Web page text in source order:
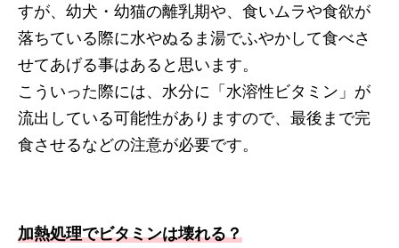
すが、幼犬・幼猫の離乳期や、食いムラや食欲が
落ちている際に水やぬるま湯でふやかして食べさ
せてあげる事はあると思います。
こういった際には、水分に「水溶性ビタミン」が
流出している可能性がありますので、最後まで完
食させるなどの注意が必要です。
加熱処理でビタミンは壊れる？